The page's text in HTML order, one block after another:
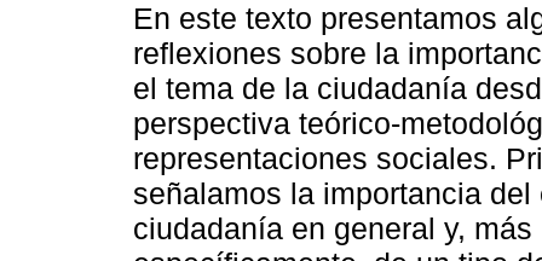
En este texto presentamos
reflexiones sobre la
el tema de la ciudadanía
perspectiva teórico-
representaciones sociales.
señalamos la importancia del
ciudadanía en general y, más